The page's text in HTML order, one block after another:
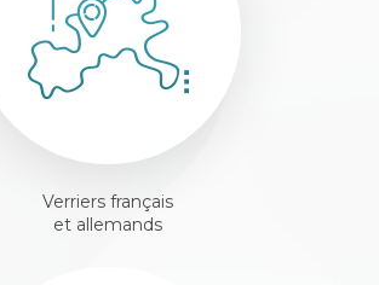
Verriers français
et allemands